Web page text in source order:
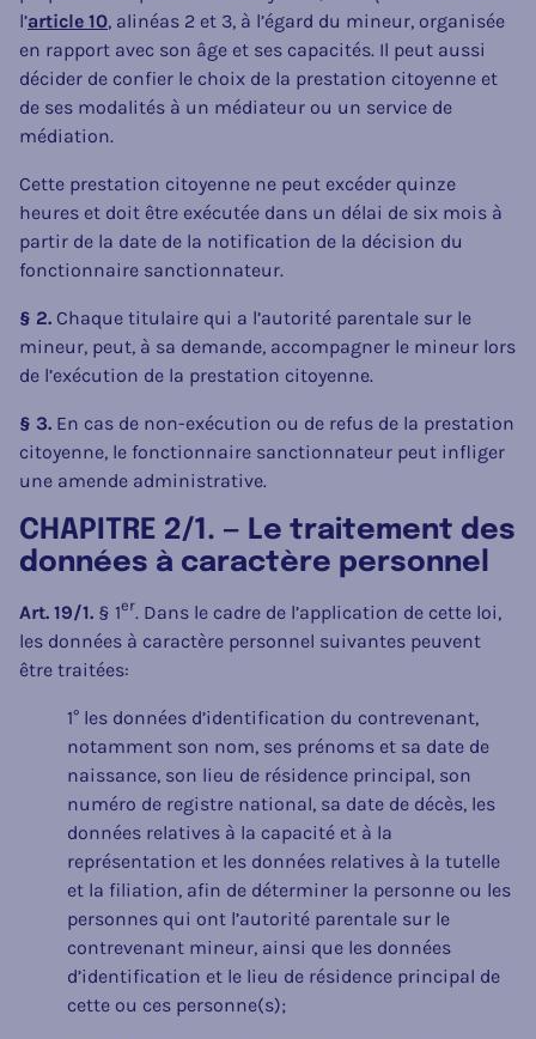
l’article 10, alinéas 2 et 3, à l’égard du mineur, organisée
en rapport avec son âge et ses capacités. Il peut aussi
décider de confier le choix de la prestation citoyenne et
de ses modalités à un médiateur ou un service de
médiation.
Cette prestation citoyenne ne peut excéder quinze
heures et doit être exécutée dans un délai de six mois à
partir de la date de la notification de la décision du
fonctionnaire sanctionnateur.
§ 2. Chaque titulaire qui a l’autorité parentale sur le
mineur, peut, à sa demande, accompagner le mineur lors
de l’exécution de la prestation citoyenne.
§ 3. En cas de non-exécution ou de refus de la prestation
citoyenne, le fonctionnaire sanctionnateur peut infliger
une amende administrative.
CHAPITRE 2/1. — Le traitement des
données à caractère personnel
Art. 19/1. § 1er. Dans le cadre de l’application de cette loi,
les données à caractère personnel suivantes peuvent
être traitées:
1° les données d’identification du contrevenant,
notamment son nom, ses prénoms et sa date de
naissance, son lieu de résidence principal, son
numéro de registre national, sa date de décès, les
données relatives à la capacité et à la
représentation et les données relatives à la tutelle
et la filiation, afin de déterminer la personne ou les
personnes qui ont l’autorité parentale sur le
contrevenant mineur, ainsi que les données
d’identification et le lieu de résidence principal de
cette ou ces personne(s);